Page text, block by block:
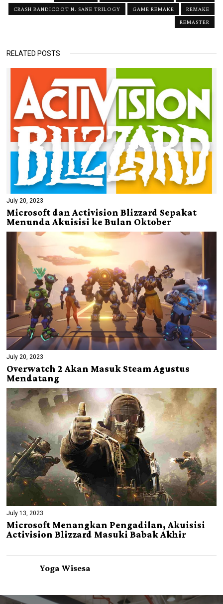
CRASH BANDICOOT N. SANE TRILOGY
GAME REMAKE
REMAKE
REMASTER
RELATED POSTS
July 20, 2023
Microsoft dan Activision Blizzard Sepakat
Menunda Akuisisi ke Bulan Oktober
July 20, 2023
Overwatch 2 Akan Masuk Steam Agustus
Mendatang
July 13, 2023
Microsoft Menangkan Pengadilan, Akuisisi
Activision Blizzard Masuki Babak Akhir
Yoga Wisesa